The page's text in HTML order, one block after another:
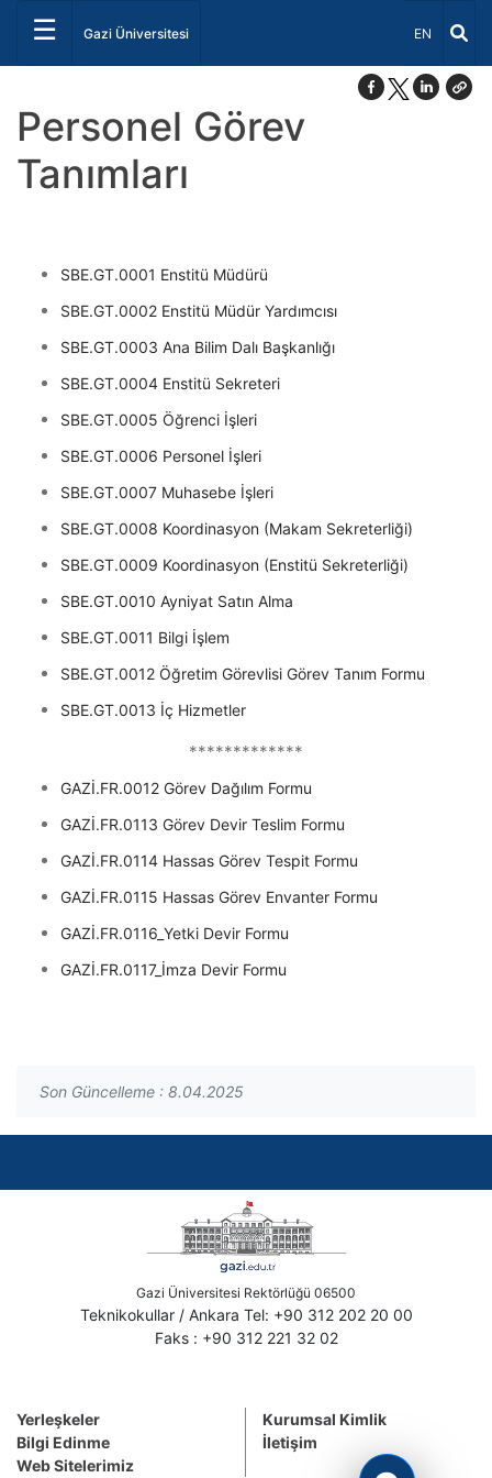
☰ Gazi Üniversitesi Dil Seçiniz
EN
Personel Görev
Tanımları
SBE.GT.0001 Enstitü Müdürü
SBE.GT.0002 Enstitü Müdür Yardımcısı
SBE.GT.0003 Ana Bilim Dalı Başkanlığı
SBE.GT.0004 Enstitü Sekreteri
SBE.GT.0005 Öğrenci İşleri
SBE.GT.0006 Personel İşleri
SBE.GT.0007 Muhasebe İşleri
SBE.GT.0008 Koordinasyon (Makam Sekreterliği)
SBE.GT.0009 Koordinasyon (Enstitü Sekreterliği)
SBE.GT.0010 Ayniyat Satın Alma
SBE.GT.0011 Bilgi İşlem
SBE.GT.0012 Öğretim Görevlisi Görev Tanım Formu
SBE.GT.0013 İç Hizmetler
*************
GAZİ.FR.0012 Görev Dağılım Formu
GAZİ.FR.0113 Görev Devir Teslim Formu
GAZİ.FR.0114 Hassas Görev Tespit Formu
GAZİ.FR.0115 Hassas Görev Envanter Formu
GAZİ.FR.0116_Yetki Devir Formu
GAZİ.FR.0117_İmza Devir Formu
Son Güncelleme : 8.04.2025
Gazi Üniversitesi Rektörlüğü 06500
Teknikokullar / Ankara Tel: +90 312 202 20 00
Faks : +90 312 221 32 02
Yerleşkeler
Bilgi Edinme
Web Sitelerimiz
Kurumsal Kimlik
İletişim